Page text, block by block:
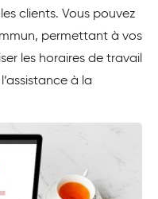
clients. Vous pouvez
permettant à vos
les horaires de travail
à la